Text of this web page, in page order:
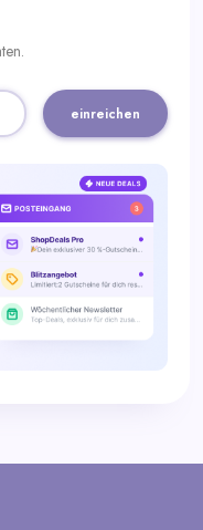
einreichen